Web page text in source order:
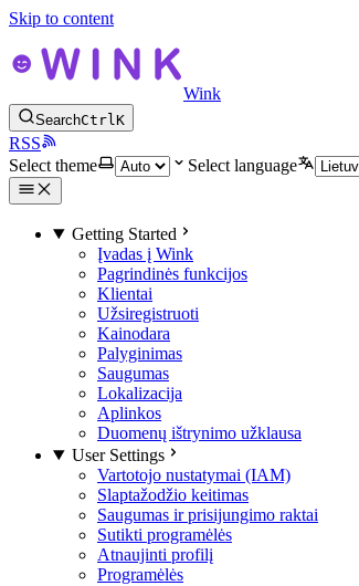
Skip to content
Wink
SearchCtrlK
RSS
Select theme
Select language
Getting Started
Įvadas į Wink
Pagrindinės funkcijos
Klientai
Užsiregistruoti
Kainodara
Palyginimas
Saugumas
Lokalizacija
Aplinkos
Duomenų ištrynimo užklausa
User Settings
Vartotojo nustatymai (IAM)
Slaptažodžio keitimas
Saugumas ir prisijungimo raktai
Sutikti programėlės
Atnaujinti profilį
Programėlės